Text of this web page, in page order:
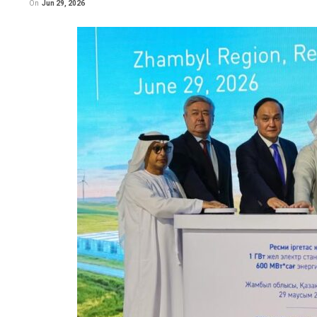
On Jun 29, 2026